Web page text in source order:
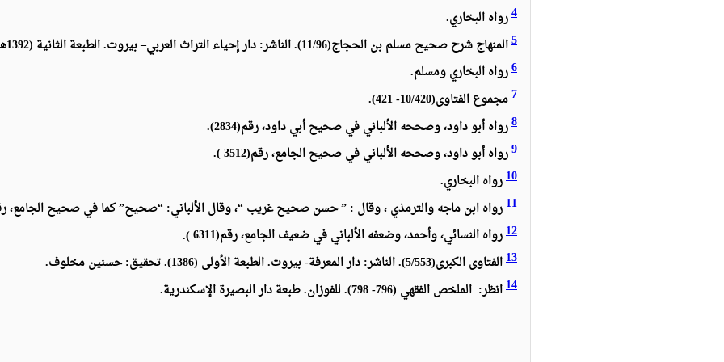
4رواه البخاري.
5المنهاج شرح صحيح مسلم بن الحجاج(11/96). الناشر: دار إحياء التراث العربي– بيروت. الطبعة الثانية (1392هـ.
6رواه البخاري ومسلم.
7مجموع الفتاوى(10/420- 421).
8رواه أبو داود، وصححه الألباني في صحيح أبي داود، رقم(2834).
9رواه أبو داود، وصححه الألباني في صحيح الجامع، رقم(3512
).
10رواه البخاري.
11رواه ابن ماجه والترمذي ، وقال : ” حسن صحيح غريب “، وقال الألباني: “صحيح” كما في صحيح الجامع، رقم (4488) وضعف لفظة : “إذا لم يسم”؛ كما في ضعيف الجامع، رقم
12رواه النسائي، وأحمد، وضعفه الألباني في ضعيف الجامع، رقم(6311
).
13الفتاوى الكبرى(5/553). الناشر: دار المعرفة- بيروت. الطبعة الأولى (1386). تحقيق: حسنين مخلوف.
14انظر: الملخص الفقهي (796- 798). للفوزان. طبعة دار البصيرة الإسكندرية.